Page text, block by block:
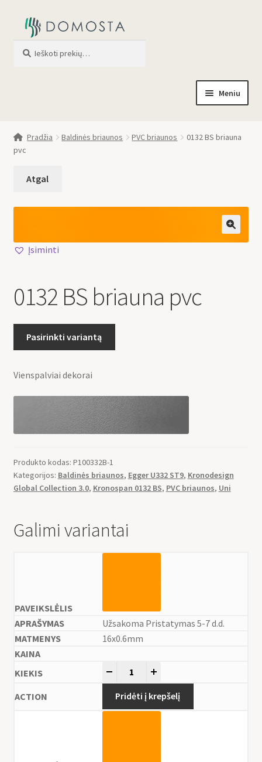
Meniu
Parduotuvė
Apie mus
Pradžia Baldinės briaunos PVC briaunos
0132 BS briauna
pvc
🔍
Įsiminti
0132 BS briauna pvc
Pasirinkti variantą
Vienspalviai dekorai
Produkto kodas: P100332B-1
Kategorijos: Baldinės briaunos, Egger U332 ST9, Kronodesign
Global Collection 3.0, Kronospan 0132 BS, PVC briaunos, Uni
Galimi variantai
Užsakoma Pristatymas 5-7 d.d.
16x0.6mm
Pridėti į krepšelį